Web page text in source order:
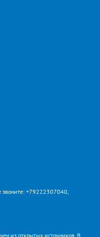
звоните: +79222307040,
из открытых источников. В